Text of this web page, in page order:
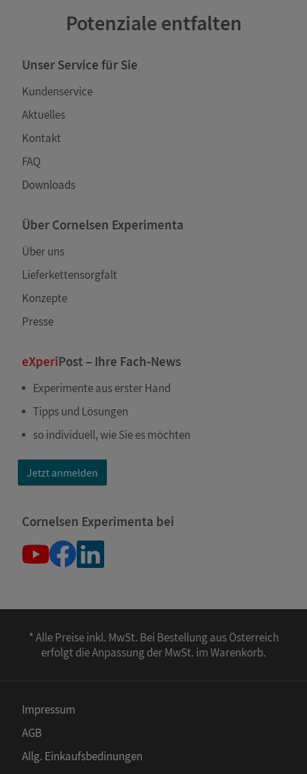
Potenziale entfalten
Unser Service für Sie
Kundenservice
Aktuelles
Kontakt
FAQ
Downloads
Über Cornelsen Experimenta
Über uns
Lieferkettensorgfalt
Konzepte
Presse
eXperiPost – Ihre Fach-News
Experimente aus erster Hand
Tipps und Lösungen
so individuell, wie Sie es möchten
Jetzt anmelden
Cornelsen Experimenta bei
* Alle Preise inkl. MwSt. Bei Bestellung aus Österreich
erfolgt die Anpassung der MwSt. im Warenkorb.
Impressum
AGB
Allg. Einkaufsbedinungen